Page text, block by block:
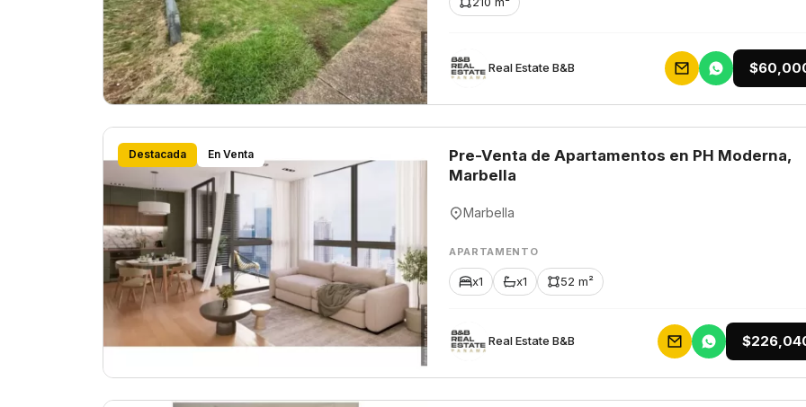
Rеаl Еstаtе В&В
Destacada En Venta
Pre-Venta de Apartamentos en PH Moderna,
Marbella
Marbella
APARTAMENTO
x1 x1 52 m²
Rеаl Еstаtе В&В